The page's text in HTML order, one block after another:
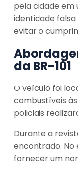
pela cidade em
identidade
evitar o
da BR-101
O veículo foi
combustíveis às
policiais
Durante a
encontrado. No
fornecer um